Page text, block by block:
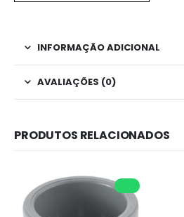
INFORMAÇÃO ADICIONAL
AVALIAÇÕES (0)
PRODUTOS RELACIONADOS